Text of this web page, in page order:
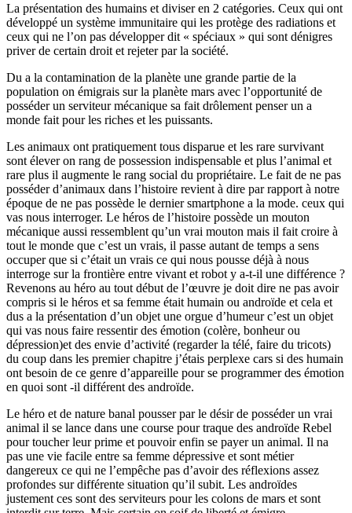
La présentation des humains et diviser en 2 catégories. Ceux qui ont
développé un système immunitaire qui les protège des radiations et
ceux qui ne l’on pas développer dit « spéciaux » qui sont dénigres
priver de certain droit et rejeter par la société.
Du a la contamination de la planète une grande partie de la
population on émigrais sur la planète mars avec l’opportunité de
posséder un serviteur mécanique sa fait drôlement penser un a
monde fait pour les riches et les puissants.
Les animaux ont pratiquement tous disparue et les rare survivant
sont élever on rang de possession indispensable et plus l’animal et
rare plus il augmente le rang social du propriétaire. Le fait de ne pas
posséder d’animaux dans l’histoire revient à dire par rapport à notre
époque de ne pas possède le dernier smartphone a la mode. ceux qui
vas nous interroger. Le héros de l’histoire possède un mouton
mécanique aussi ressemblent qu’un vrai mouton mais il fait croire à
tout le monde que c’est un vrais, il passe autant de temps a sens
occuper que si c’était un vrais ce qui nous pousse déjà à nous
interroge sur la frontière entre vivant et robot y a-t-il une différence ?
Revenons au héro au tout début de l’œuvre je doit dire ne pas avoir
compris si le héros et sa femme était humain ou androïde et cela et
dus a la présentation d’un objet une orgue d’humeur c’est un objet
qui vas nous faire ressentir des émotion (colère, bonheur ou
dépression)et des envie d’activité (regarder la télé, faire du tricots)
du coup dans les premier chapitre j’étais perplexe cars si des humain
ont besoin de ce genre d’appareille pour se programmer des émotion
en quoi sont -il différent des androïde.
Le héro et de nature banal pousser par le désir de posséder un vrai
animal il se lance dans une course pour traque des androïde Rebel
pour toucher leur prime et pouvoir enfin se payer un animal. Il na
pas une vie facile entre sa femme dépressive et sont métier
dangereux ce qui ne l’empêche pas d’avoir des réflexions assez
profondes sur différente situation qu’il subit. Les androïdes
justement ces sont des serviteurs pour les colons de mars et sont